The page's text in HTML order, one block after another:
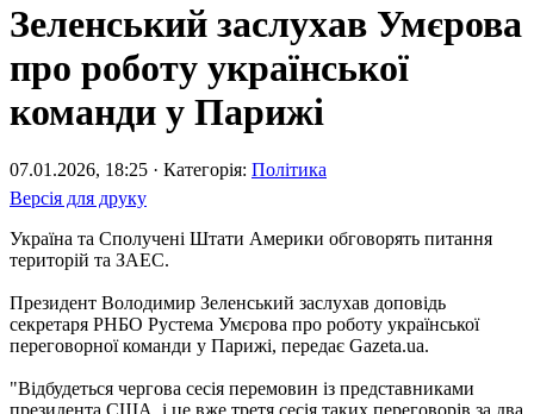
Зеленський заслухав Умєрова
про роботу української
команди у Парижі
07.01.2026, 18:25 · Категорія: Політика
Версія для друку
Україна та Сполучені Штати Америки обговорять питання
територій та ЗАЕС.
Президент Володимир Зеленський заслухав доповідь
секретаря РНБО Рустема Умєрова про роботу української
переговорної команди у Парижі, передає Gazeta.ua.
"Відбудеться чергова сесія перемовин із представниками
президента США, і це вже третя сесія таких переговорів за два